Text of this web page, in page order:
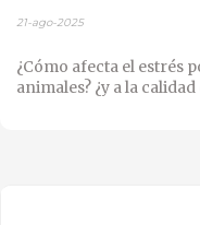
21-ago-2025
¿Cómo afecta el estrés
animales? ¿y a la